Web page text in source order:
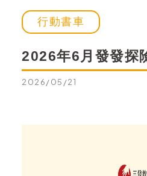
行動書車
2026年6月發發探
2026/05/21